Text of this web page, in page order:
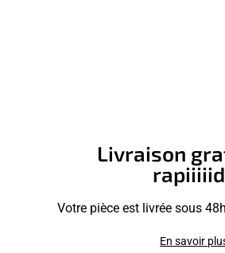
Livraison
Votre pièce est livrée sous
En savoir